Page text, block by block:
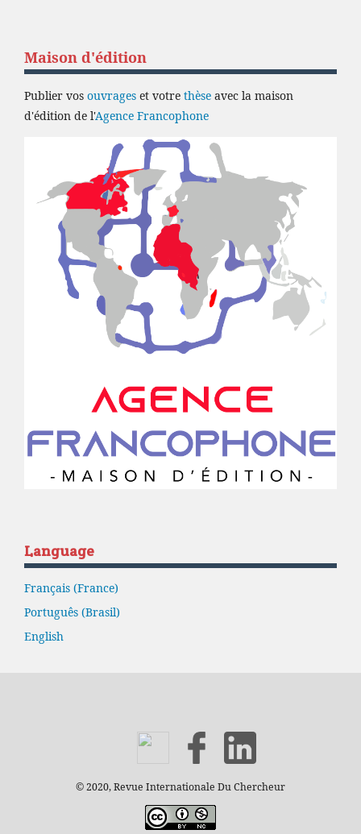
Maison d'édition
Publier vos ouvrages et votre thèse avec la maison
d'édition de l'Agence Francophone
Language
Français (France)
Português (Brasil)
English
© 2020, Revue Internationale Du Chercheur